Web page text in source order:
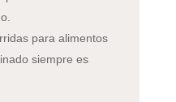
para alimentos
siempre es